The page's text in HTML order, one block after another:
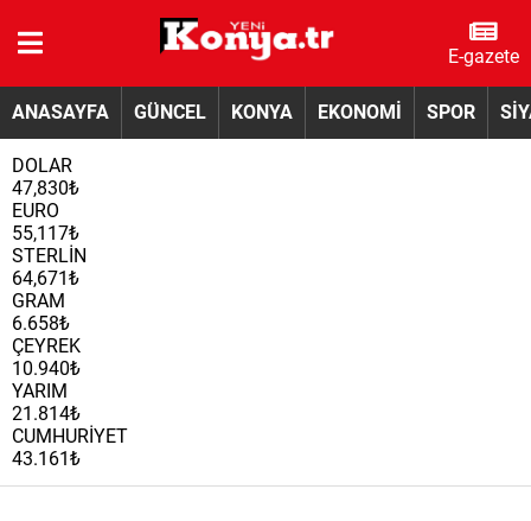
E-gazete
ANASAYFA GÜNCEL KONYA EKONOMİ SPOR
DOLAR
47,830₺
EURO
55,117₺
STERLİN
64,671₺
GRAM
6.658₺
ÇEYREK
10.940₺
YARIM
21.814₺
CUMHURİYET
43.161₺